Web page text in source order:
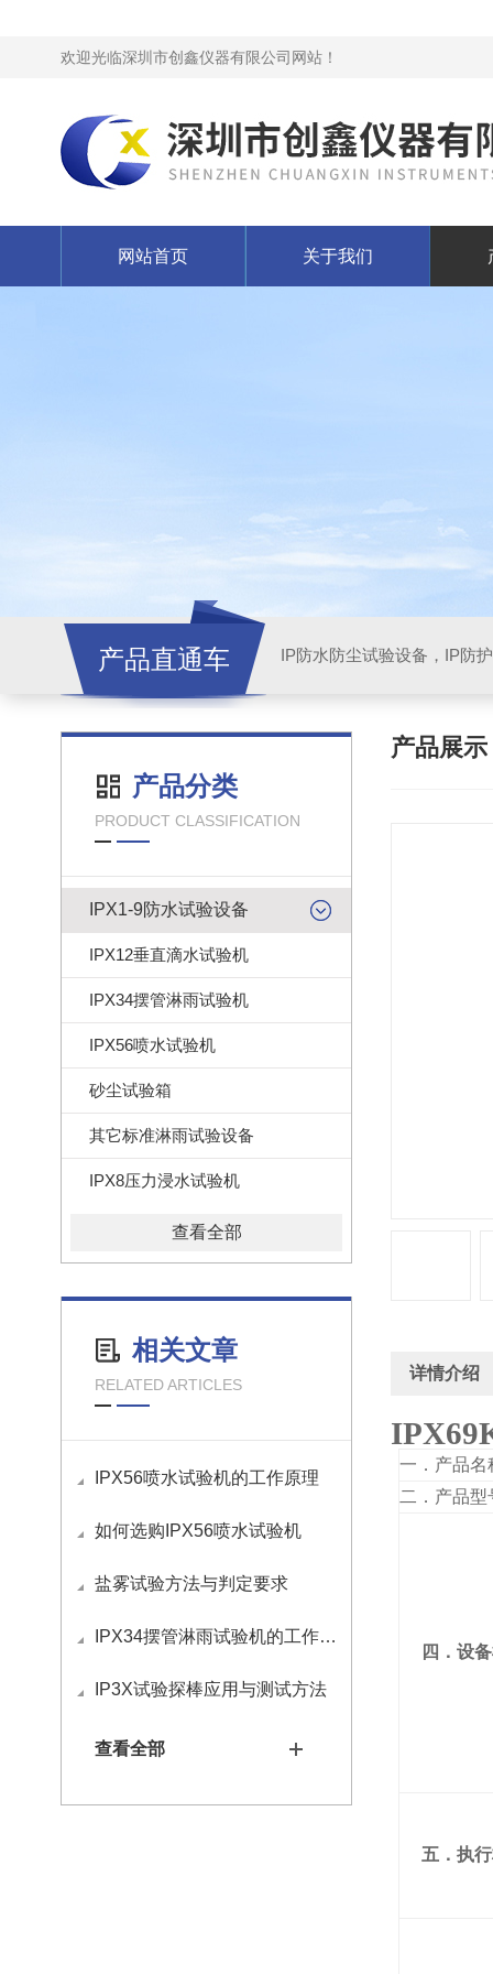
欢迎光临深圳市创鑫仪器有限公司网站！
网站首页 关于我们
产品直通车
产品分类
PRODUCT CLASSIFICATION
IPX1-9防水试验设备
IPX12垂直滴水试验机
IPX34摆管淋雨试验机
IPX56喷水试验机
砂尘试验箱
其它标准淋雨试验设备
IPX8压力浸水试验机
查看全部
相关文章
RELATED ARTICLES
IPX56喷水试验机的工作原理
如何选购IPX56喷水试验机
盐雾试验方法与判定要求
IPX34摆管淋雨试验机的工作原理
IP3X试验探棒应用与测试方法
查看全部
产品展示
详情介绍
一．产品名
二．产品型
四．设
五．执